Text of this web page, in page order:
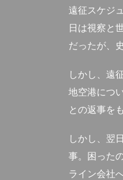
遠征スケジ
日は視察と
だったが、
しかし、遠
地空港につ
との返事を
しかし、翌
事。困った
ライン会社